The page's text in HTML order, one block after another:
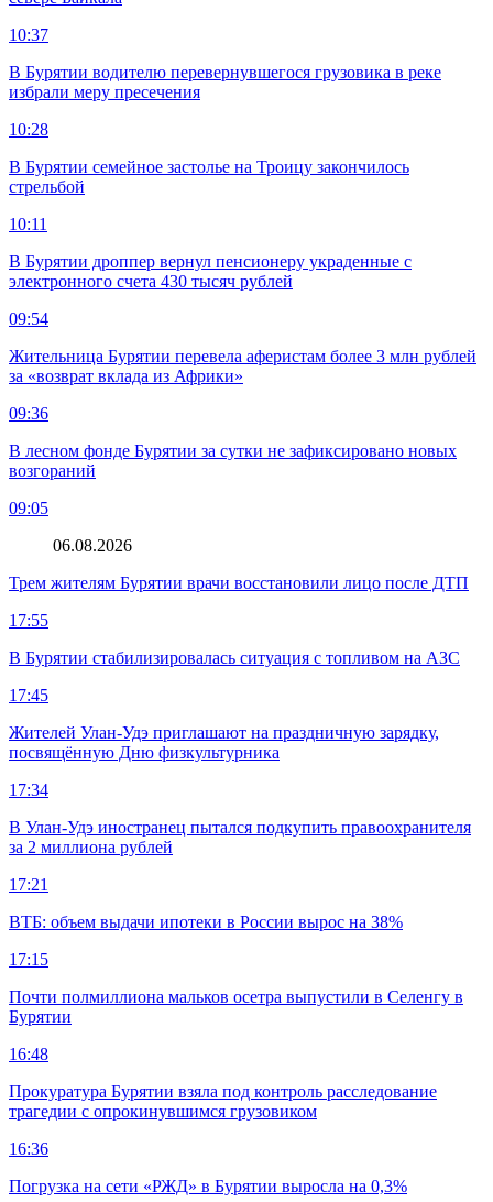
10:37
В Бурятии водителю перевернувшегося грузовика в реке
избрали меру пресечения
10:28
В Бурятии семейное застолье на Троицу закончилось
стрельбой
10:11
В Бурятии дроппер вернул пенсионеру украденные с
электронного счета 430 тысяч рублей
09:54
Жительница Бурятии перевела аферистам более 3 млн рублей
за «возврат вклада из Африки»
09:36
В лесном фонде Бурятии за сутки не зафиксировано новых
возгораний
09:05
06.08.2026
Трем жителям Бурятии врачи восстановили лицо после ДТП
17:55
В Бурятии стабилизировалась ситуация с топливом на АЗС
17:45
Жителей Улан-Удэ приглашают на праздничную зарядку,
посвящённую Дню физкультурника
17:34
В Улан-Удэ иностранец пытался подкупить правоохранителя
за 2 миллиона рублей
17:21
ВТБ: объем выдачи ипотеки в России вырос на 38%
17:15
Почти полмиллиона мальков осетра выпустили в Селенгу в
Бурятии
16:48
Прокуратура Бурятии взяла под контроль расследование
трагедии с опрокинувшимся грузовиком
16:36
Погрузка на сети «РЖД» в Бурятии выросла на 0,3%